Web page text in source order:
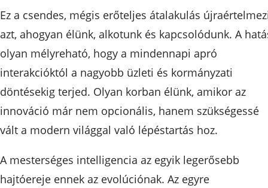
Ez a csendes, mégis erőteljes átalakulás
azt, ahogyan élünk, alkotunk és kapcsolódunk. A
olyan mélyreható, hogy a mindennapi apró
interakcióktól a nagyobb üzleti és kormányzati
döntésekig terjed. Olyan korban élünk, amikor az
innováció már nem opcionális, hanem szükségessé
vált a modern világgal való lépéstartás hoz.
A mesterséges intelligencia az egyik legerősebb
hajtóereje ennek az evolúciónak. Az egyre